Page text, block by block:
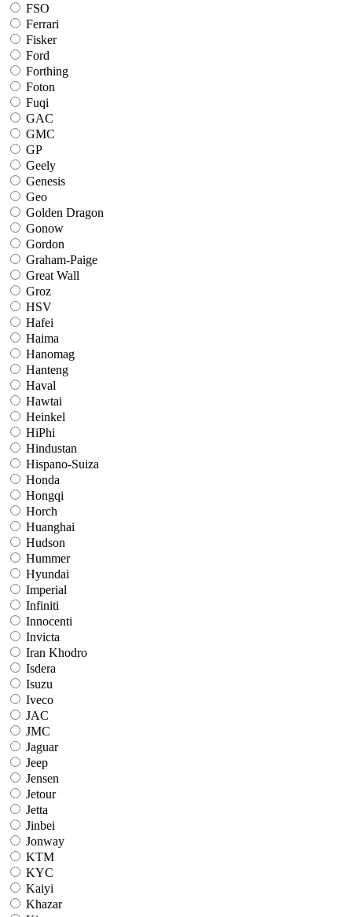
FSO
Ferrari
Fisker
Ford
Forthing
Foton
Fuqi
GAC
GMC
GP
Geely
Genesis
Geo
Golden Dragon
Gonow
Gordon
Graham-Paige
Great Wall
Groz
HSV
Hafei
Haima
Hanomag
Hanteng
Haval
Hawtai
Heinkel
HiPhi
Hindustan
Hispano-Suiza
Honda
Hongqi
Horch
Huanghai
Hudson
Hummer
Hyundai
Imperial
Infiniti
Innocenti
Invicta
Iran Khodro
Isdera
Isuzu
Iveco
JAC
JMC
Jaguar
Jeep
Jensen
Jetour
Jetta
Jinbei
Jonway
KTM
KYC
Kaiyi
Khazar